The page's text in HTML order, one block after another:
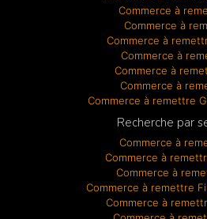
Commerce à
Commerce à
Commerce à
Commerce à
Commerce à
Commerce à
Commerce à remettre
Recherche par
Commerce à
Commerce à
Commerce à
Commerce à remettre
Commerce à